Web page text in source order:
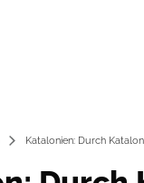
Katalonien: Durch